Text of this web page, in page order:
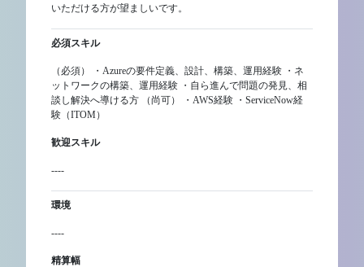
いただける方が望ましいです。
必須スキル
（必須） ・Azureの要件定義、設計、構築、運用経験 ・ネ
ットワークの構築、運用経験 ・自ら進んで問題の発見、相
談し解決へ導ける方 （尚可） ・AWS経験 ・ServiceNow経
験（ITOM）
歓迎スキル
----
環境
----
精算幅